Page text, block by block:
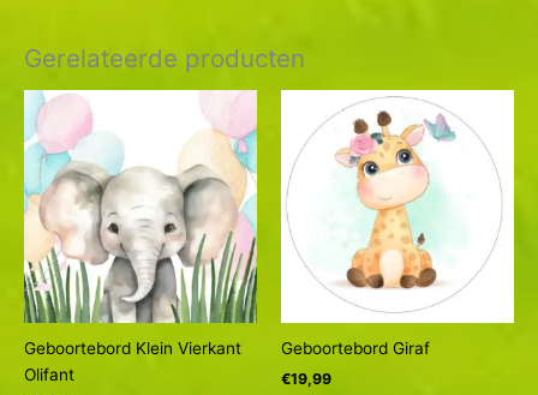
Gerelateerde producten
Geboortebord Klein Vierkant
Olifant
Geboortebord Giraf
€19,99